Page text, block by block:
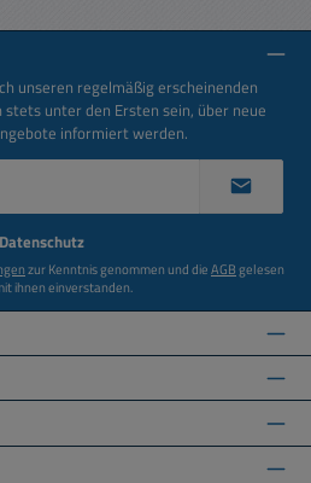
unseren regelmäßig erscheinenden
unter den Ersten sein, über neue
informiert werden.
Datenschutz
zur Kenntnis genommen und dieAGBgelesen
ihnen einverstanden.